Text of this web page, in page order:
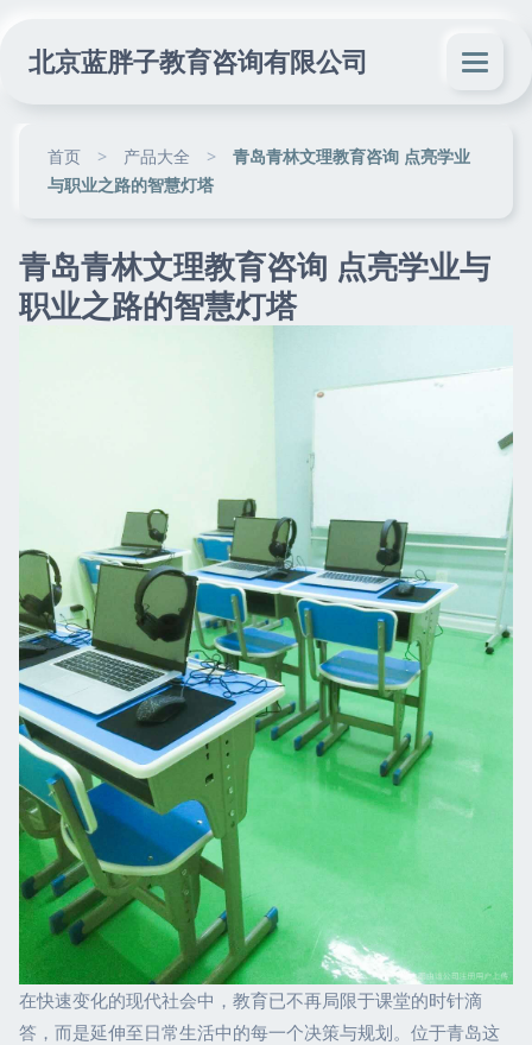
北京蓝胖子教育咨询有限公司
首页 > 产品大全 >
青岛青林文理教育咨询 点亮学业
与职业之路的智慧灯塔
青岛青林文理教育咨询 点亮学业与
职业之路的智慧灯塔
在快速变化的现代社会中，教育已不再局限于课堂的时针滴
答，而是延伸至日常生活中的每一个决策与规划。位于青岛这